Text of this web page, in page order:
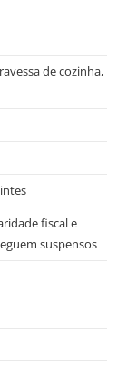
de cozinha,
fiscal e
suspensos